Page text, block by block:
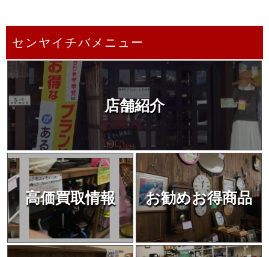
センヤイチバメニュー
店舗紹介
高価買取情報 お勧めお得商品